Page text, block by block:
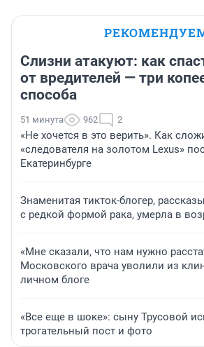
Слизни атакуют: как
от вредителей — три
способа
51 минута 962 2
«Не хочется в это верить». Как
«следователя на золотом Lexus»
Екатеринбурге
Знаменитая тикток-блогер,
с редкой формой рака, умерла в
«Мне сказали, что нам нужно
Московского врача уволили из
личном блоге
«Все еще в шоке»: сыну Трусовой
трогательный пост и фото